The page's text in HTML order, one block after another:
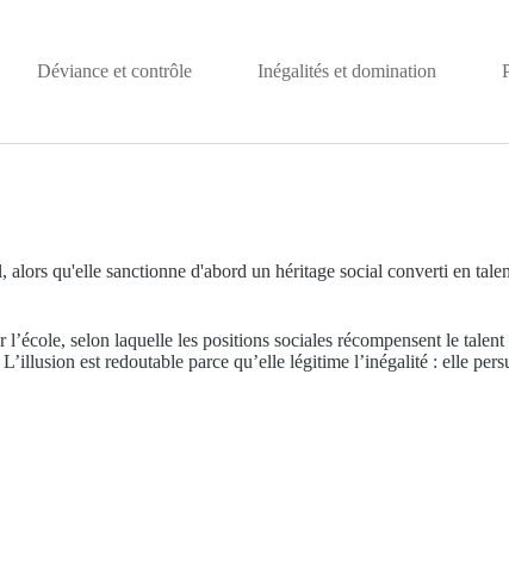
Déviance et contrôle Inégalités et domination
qu'elle sanctionne d'abord un héritage social converti en
selon laquelle les positions sociales récompensent le
est redoutable parce qu’elle légitime l’inégalité : elle